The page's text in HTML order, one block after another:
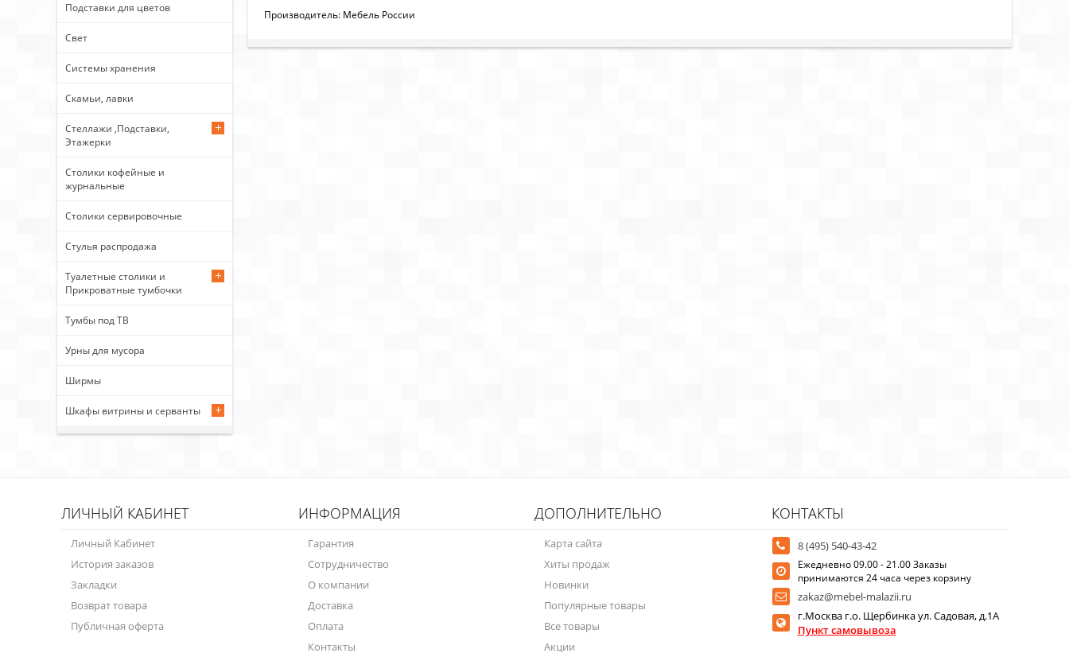
Подставки для цветов
Свет
Системы хранения
Скамьи, лавки
Стеллажи ,Подставки,
Этажерки
Столики кофейные и
журнальные
Столики сервировочные
Стулья распродажа
Туалетные столики и
Прикроватные тумбочки
Тумбы под ТВ
Урны для мусора
Ширмы
Шкафы витрины и серванты
Производитель: Мебель России
ЛИЧНЫЙ КАБИНЕТ
Личный Кабинет
История заказов
Закладки
Возврат товара
Публичная оферта
ИНФОРМАЦИЯ
Гарантия
Сотрудничество
О компании
Доставка
Оплата
Контакты
ДОПОЛНИТЕЛЬНО
Карта сайта
Хиты продаж
Новинки
Популярные товары
Все товары
Акции
КОНТАКТЫ
8 (495) 540-43-42
Ежедневно 09.00 - 21.00 Заказы
принимаются 24 часа через корзину
zakaz@mebel-malazii.ru
г.Москва г.о. Щербинка ул. Садовая, д.1А
Пункт самовывоза